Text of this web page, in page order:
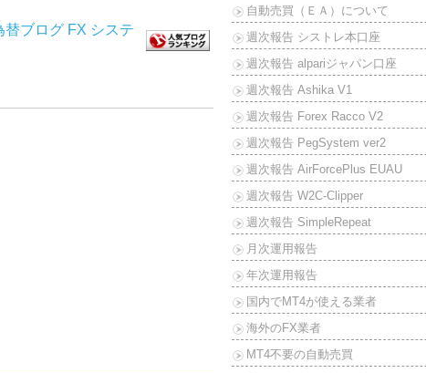
自動売買（ＥＡ）について
週次報告 シストレ本口座
週次報告 alpariジャパン口座
週次報告 Ashika V1
週次報告 Forex Racco V2
週次報告 PegSystem ver2
週次報告 AirForcePlus EUAU
週次報告 W2C-Clipper
週次報告 SimpleRepeat
月次運用報告
年次運用報告
国内でMT4が使える業者
海外のFX業者
MT4不要の自動売買